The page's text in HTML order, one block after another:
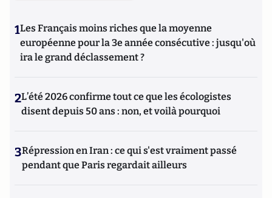
1Les Français moins riches que la moyenne
européenne pour la 3e année consécutive : jusqu'où
ira le grand déclassement ?
2L’été 2026 confirme tout ce que les écologistes
disent depuis 50 ans : non, et voilà pourquoi
3Répression en Iran : ce qui s'est vraiment passé
pendant que Paris regardait ailleurs